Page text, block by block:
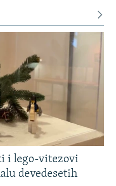
i lego-vitezovi
devedesetih